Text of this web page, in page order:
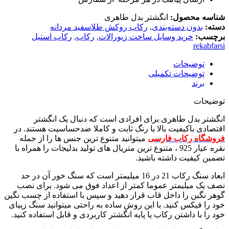
شناسه محصول: انگشتر بدل طاهری
دسته: بدون دسته‌بندی, رکاب روکش طلاسفید مردانه
برچسب: خرید وسایل ساخت زیورالات, رکاب, رکاب استیل
rekabfarsi
توضیحات
توضیحات تکمیلی
برند
توضیحات
انگشتر بدل طاهری برای افرادی است که دنبال یک انگشتر
اقتصادی باکیفیت بالا با رنگ ثابت و کاملا ضدحساسیت هستند. در
فروشگاه رکاب فارسی میتوانید متنوع ترین جنس ها را از جمله
نقره عیار 925 ، متنوع ترین متریال های تولید بدلیجات را همراه با
تضمین کیفیت داشته باشید.
ابعاد سنگ رکاب 21 در 16 میلیمتر است که سنگ خور آن در حد
نصف یک میلیمتر عموما کمتر از اعداد فوق می شود. برای نصب
گوهر نگین را داخل قاب قرار دهید و سپس با استفاده از چسب نگین
خود را فیکس کنید. با این روش ساده به راحتی میتوانید سنگ زیبای
خود را با داشتن رکاب یا پایه انگشتر کاربردی و قابل استفاده کنید.